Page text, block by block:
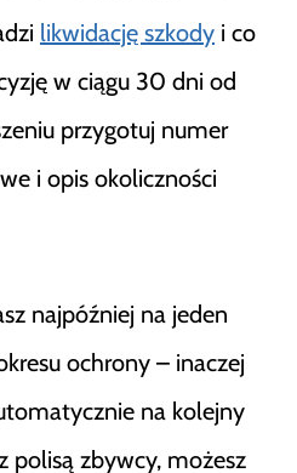
likwidację szkody i co
w ciągu 30 dni od
przygotuj numer
i opis okoliczności
najpóźniej na jeden
ochrony – inaczej
na kolejny
polisą zbywcy, możesz